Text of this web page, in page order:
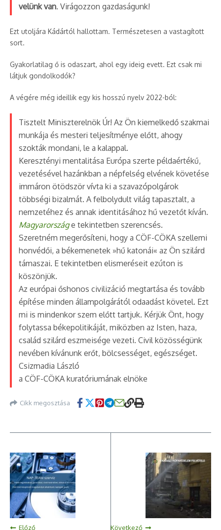
velünk van. Virágozzon gazdaságunk!
Ezt utoljára Kádártól hallottam. Természetesen a vastagított
sort.
Gyakorlatilag ő is odaszart, ahol egy ideig evett. Ezt csak mi
látjuk gondolkodók?
A végére még ideillik egy kis hosszú nyelv 2022-ból:
Tisztelt Miniszterelnök Úr! Az Ön kiemelkedő szakmai
munkája és mesteri teljesítménye előtt, ahogy
szokták mondani, le a kalappal.
Keresztényi mentalitása Európa szerte példaértékű,
vezetésével hazánkban a népfelség elvének követése
immáron ötödször vívta ki a szavazópolgárok
többségi bizalmát. A felbolydult világ tapasztalt, a
nemzetéhez és annak identitásához hű vezetőt kíván.
Magyarországe tekintetben szerencsés.
Szeretném megerősíteni, hogy a CÖF-CÖKA szellemi
honvédői, a békemenetek »hű katonái« az Ön szilárd
támaszai. E tekintetben elismeréseit ezúton is
köszönjük.
Az európai őshonos civilizáció megtartása és tovább
építése minden állampolgárától odaadást követel. Ezt
mi is mindenkor szem előtt tartjuk. Kérjük Önt, hogy
folytassa békepolitikáját, miközben az Isten, haza,
család szilárd eszmeisége vezeti. Civil közösségünk
nevében kívánunk erőt, bölcsességet, egészséget.
Csizmadia László
a CÖF-CÖKA kuratóriumának elnöke
Cikk megosztása
Előző Következő